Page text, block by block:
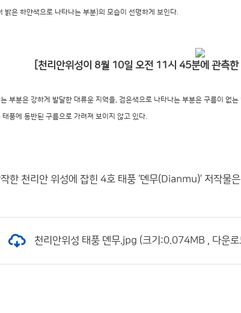
은 하얀색으로 나타나는 부분)의 모습이 선명하게 보인다.
[천리안위성이 8월 10일 오전 11시 45분에 관측한
부분은 강하게 발달한 대류운 지역을, 검은색으로 나타나는 부분은 구름이 없
풍에 동반된 구름으로 가려져 보이지 않고 있다.
한 천리안 위성에 잡힌 4호 태풍 ‘뎬무(Dianmu)’ 저작물
천리안위성 태풍 뎬무.jpg (크기:0.074MB , 다운